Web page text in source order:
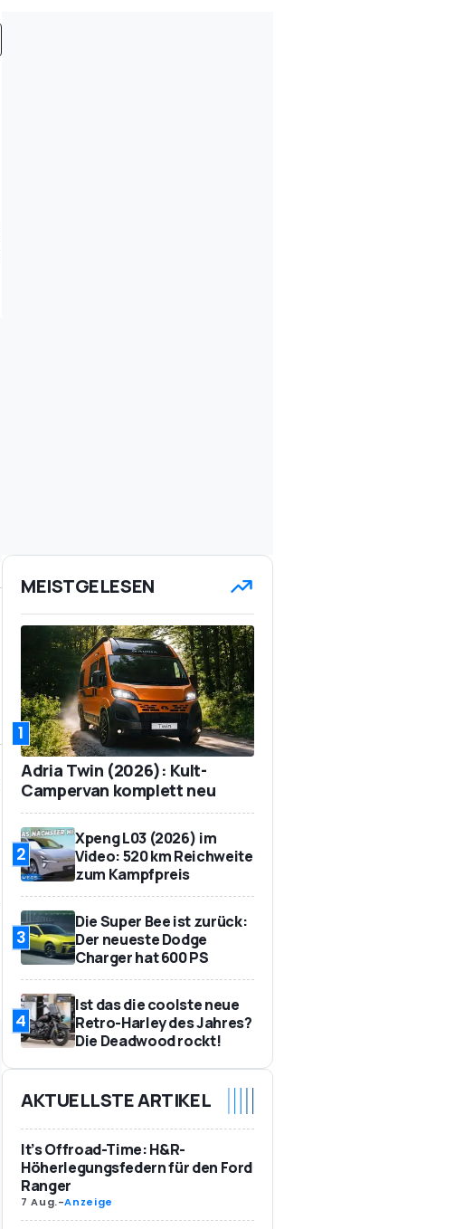
MEISTGELESEN
1
Adria Twin (2026): Kult-
Campervan komplett neu
2
Xpeng L03 (2026) im
Video: 520 km Reichweite
zum Kampfpreis
3
Die Super Bee ist zurück:
Der neueste Dodge
Charger hat 600 PS
4
Ist das die coolste neue
Retro-Harley des Jahres?
Die Deadwood rockt!
AKTUELLSTE ARTIKEL
It’s Offroad-Time: H&R-
Höherlegungsfedern für den Ford
Ranger
7 Aug.-Anzeige